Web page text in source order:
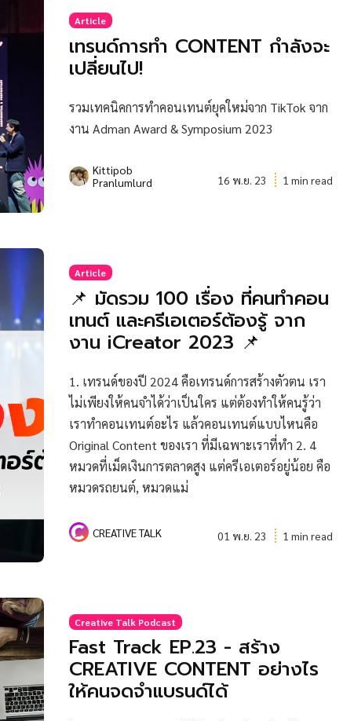
Article
เทรนด์การทำ CONTENT กำลังจะ
เปลี่ยนไป!
รวมเทคนิคการทำคอนเทนต์ยุคใหม่จาก TikTok จาก
งาน Adman Award & Symposium 2023
Kittipob
Pranlumlurd
16 พ.ย. 23 1 min read
Article
📌 มัดรวม 100 เรื่อง ที่คนทำคอน
เทนต์ และครีเอเตอร์ต้องรู้ จาก
งาน iCreator 2023 📌
1. เทรนด์ของปี 2024 คือเทรนด์การสร้างตัวตน เรา
ไม่เพียงให้คนจำได้ว่าเป็นใคร แต่ต้องทำให้คนรู้ว่า
เราทำคอนเทนต์อะไร แล้วคอนเทนต์แบบไหนคือ
Original Content ของเรา ที่มีเฉพาะเราที่ทำ 2. 4
หมวดที่เม็ดเงินการตลาดสูง แต่ครีเอเตอร์อยู่น้อย คือ
หมวดรถยนต์, หมวดแม่
CREATIVE TALK 01 พ.ย. 23 1 min read
Creative Talk Podcast
Fast Track EP.23 - สร้าง
CREATIVE CONTENT อย่างไร
ให้คนจดจำแบรนด์ได้